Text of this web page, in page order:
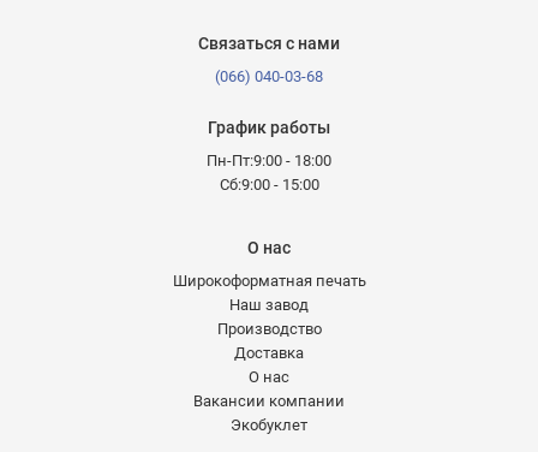
Связаться с нами
(066) 040-03-68
График работы
Пн-Пт:9:00 - 18:00
Сб:9:00 - 15:00
О нас
Широкоформатная печать
Наш завод
Производство
Доставка
О нас
Вакансии компании
Экобуклет